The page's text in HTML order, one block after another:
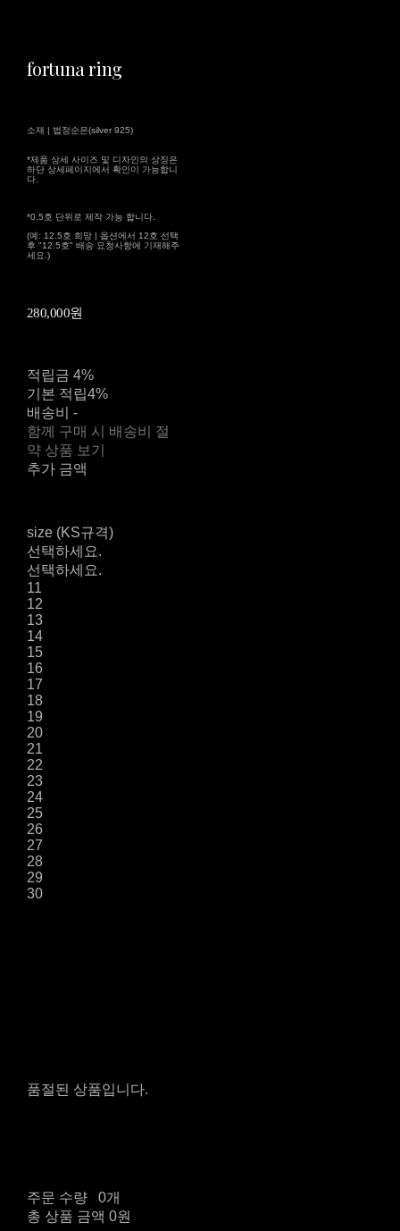
fortuna ring
소재 | 법정순은(silver 925)
*제품 상세 사이즈 및 디자인의 상징은
하단 상세페이지에서 확인이 가능합니
다.
*0.5호 단위로 제작 가능 합니다.
(예: 12.5호 희망 | 옵션에서 12호 선택
후 "12.5호" 배송 요청사항에 기재해주
세요.)
280,000원
적립금 4%
기본 적립4%
배송비 -
함께 구매 시 배송비 절
약 상품 보기
추가 금액
size (KS규격)
선택하세요.
선택하세요.
11
12
13
14
15
16
17
18
19
20
21
22
23
24
25
26
27
28
29
30
품절된 상품입니다.
주문 수량
0개
총 상품 금액 0원